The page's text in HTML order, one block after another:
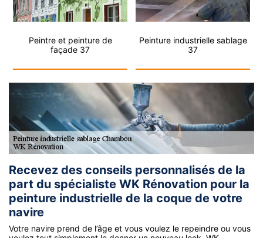
Peintre et peinture de
façade 37
Peinture industrielle sablage
37
Recevez des conseils personnalisés de la
part du spécialiste WK Rénovation pour la
peinture industrielle de la coque de votre
navire
Votre navire prend de l’âge et vous voulez le repeindre ou vous